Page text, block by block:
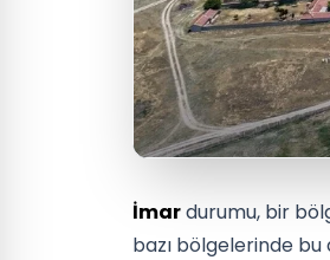
İmardurumu, bir
bazı bölgelerinde bu